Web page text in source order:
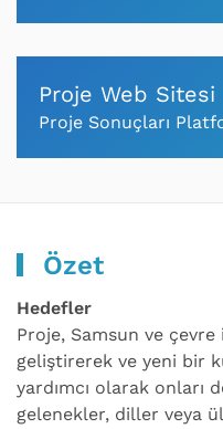
Proje Web Sitesi
Proje Sonuçları
Özet
Hedefler
Proje, Samsun ve
geliştirerek ve yeni bir
yardımcı olarak onları
gelenekler, diller veya